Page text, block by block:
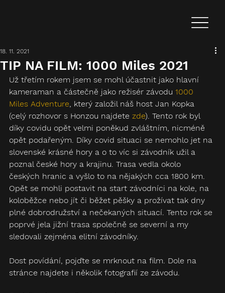
TIP NA FILM: 1000 Miles 2021
18. 11. 2021
Už třetím rokem jsem se mohl účastnit jako hlavní
kameraman a částečně jako režisér závodu 1000
Miles Adventure, který založil náš host Jan Kopka
(celý rozhovor s Honzou najdete zde). Tento rok byl
díky covidu opět velmi poněkud zvláštním, nicméně
opět podařeným. Díky covid situaci se nemohlo jet na
slovenské krásné hory a o to víc si závodník užil a
poznal české hory a krajinu. Trasa vedla okolo
českých hranic a vyšlo to na nějakých cca 1800 km.
Opět se mohli postavit na start závodníci na kole, na
koloběžce nebo jít či běžet pěšky a prožívat tak dny
plné dobrodružství a nečekaných situací. Tento rok se
poprvé jela jižní trasa společně se severní a my
sledovali zejména elitní závodníky.
Dost povídání, pojďte se mrknout na film. Dole na
stránce najdete i několik fotografií ze závodu.